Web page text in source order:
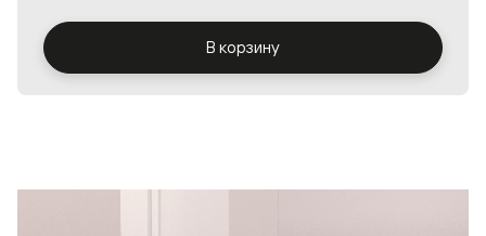
В корзину